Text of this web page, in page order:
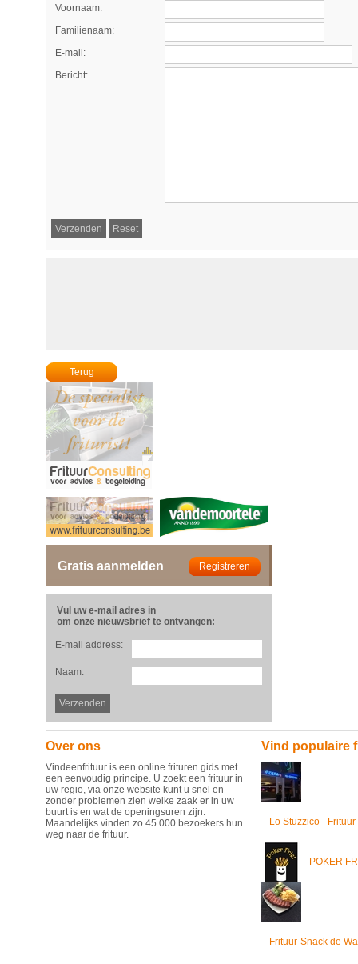
Voornaam:
Familienaam:
E-mail:
Bericht:
Terug
Gratis aanmelden
Vul uw e-mail adres in
om onze nieuwsbrief te ontvangen:
E-mail address:
Naam:
Over ons
Vindeenfrituur is een online frituren gids met
een eenvoudig principe. U zoekt een frituur in
uw regio, via onze website kunt u snel en
zonder problemen zien welke zaak er in uw
buurt is en wat de openingsuren zijn.
Maandelijks vinden zo 45.000 bezoekers hun
weg naar de frituur.
Vind populaire
Lo Stuzzico -
POKER
Frituur-Snack de